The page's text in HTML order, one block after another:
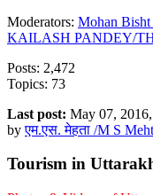
Moderators: Mohan Bisht
KAILASH PANDEY/
Posts: 2,472
Topics: 73
Last post: May 07,
byएम.एस. मेहता /M S
Tourism in